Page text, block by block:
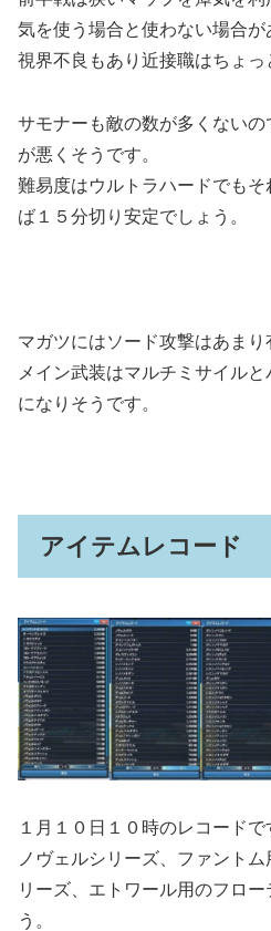
気を使う場合と使わない場合が
視界不良もあり近接職はちょっ
サモナーも敵の数が多くない
が悪くそうです。
難易度はウルトラハードでも
ば１５分切り安定でしょう。
マガツにはソード攻撃はあまり
メイン武装はマルチミサイル
になりそうです。
アイテムレコード
１月１０日１０時のレコードで
ノヴェルシリーズ、ファント
リーズ、エトワール用のフロ
う。